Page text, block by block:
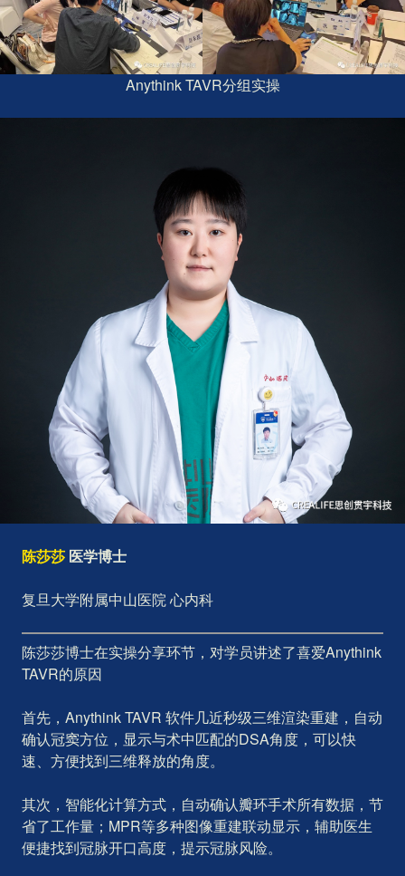
Anythink TAVR分组实操
陈莎莎 医学博士
复旦大学附属中山医院 心内科
陈莎莎博士在实操分享环节，对学员讲述了喜爱Anythink
TAVR的原因
首先，Anythink TAVR 软件几近秒级三维渲染重建，自动
确认冠窦方位，显示与术中匹配的DSA角度，可以快
速、方便找到三维释放的角度。
其次，智能化计算方式，自动确认瓣环手术所有数据，节
省了工作量；MPR等多种图像重建联动显示，辅助医生
便捷找到冠脉开口高度，提示冠脉风险。